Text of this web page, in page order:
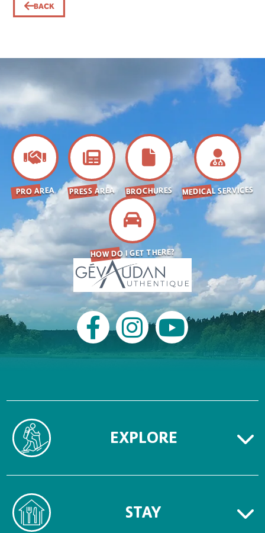
BACK
PRO AREA PRESS AREA BROCHURES MEDICAL SERVICES
HOW DO I GET THERE?
EXPLORE
STAY